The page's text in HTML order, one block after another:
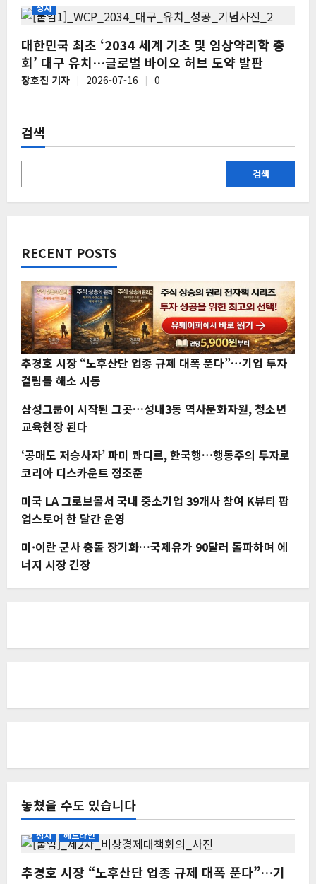
정치
대한민국 최초 ‘2034 세계 기초 및 임상약리학 총
회’ 대구 유치…글로벌 바이오 허브 도약 발판
장호진 기자 2026-07-16 0
검색
검색
RECENT POSTS
추경호 시장 “노후산단 업종 규제 대폭 푼다”…기업 투자
걸림돌 해소 시동
삼성그룹이 시작된 그곳…성내3동 역사문화자원, 청소년
교육현장 된다
‘공매도 저승사자’ 파미 콰디르, 한국행…행동주의 투자로
코리아 디스카운트 정조준
미국 LA 그로브몰서 국내 중소기업 39개사 참여 K뷰티 팝
업스토어 한 달간 운영
미·이란 군사 충돌 장기화…국제유가 90달러 돌파하며 에
너지 시장 긴장
놓쳤을 수도 있습니다
정치 헤드라인
추경호 시장 “노후산단 업종 규제 대폭 푼다”…기